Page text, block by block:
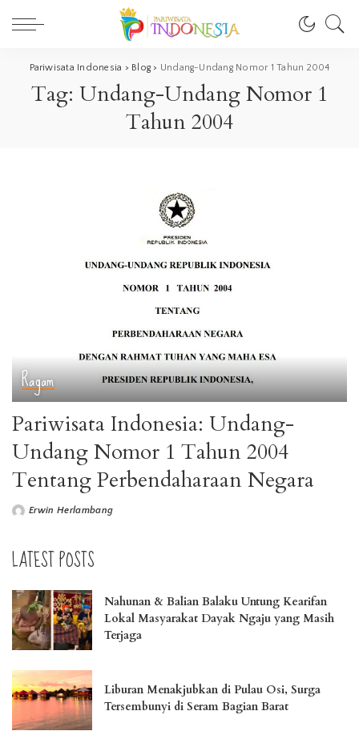
Pariwisata Indonesia > Blog > Undang-Undang Nomor 1 Tahun 2004
Tag: Undang-Undang Nomor 1
Tahun 2004
Ragam
Pariwisata Indonesia: Undang-
Undang Nomor 1 Tahun 2004
Tentang Perbendaharaan Negara
Erwin Herlambang
LATEST POSTS
Nahunan & Balian Balaku Untung Kearifan
Lokal Masyarakat Dayak Ngaju yang Masih
Terjaga
Liburan Menakjubkan di Pulau Osi, Surga
Tersembunyi di Seram Bagian Barat